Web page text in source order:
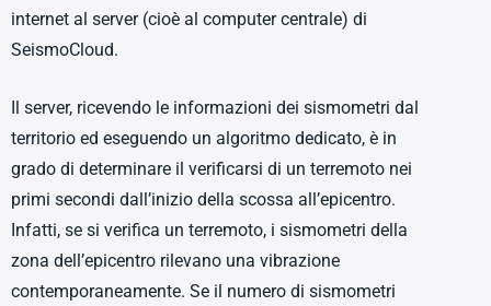
internet al server (cioè al computer centrale) di
SeismoCloud.
Il server, ricevendo le informazioni dei sismometri dal
territorio ed eseguendo un algoritmo dedicato, è in
grado di determinare il verificarsi di un terremoto nei
primi secondi dall’inizio della scossa all’epicentro.
Infatti, se si verifica un terremoto, i sismometri della
zona dell’epicentro rilevano una vibrazione
contemporaneamente. Se il numero di sismometri